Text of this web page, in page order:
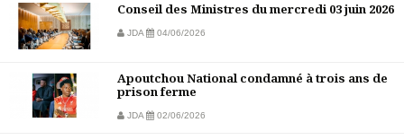
Conseil des Ministres du mercredi 03 juin 2026
JDA 04/06/2026
Apoutchou National condamné à trois ans de
prison ferme
JDA 02/06/2026